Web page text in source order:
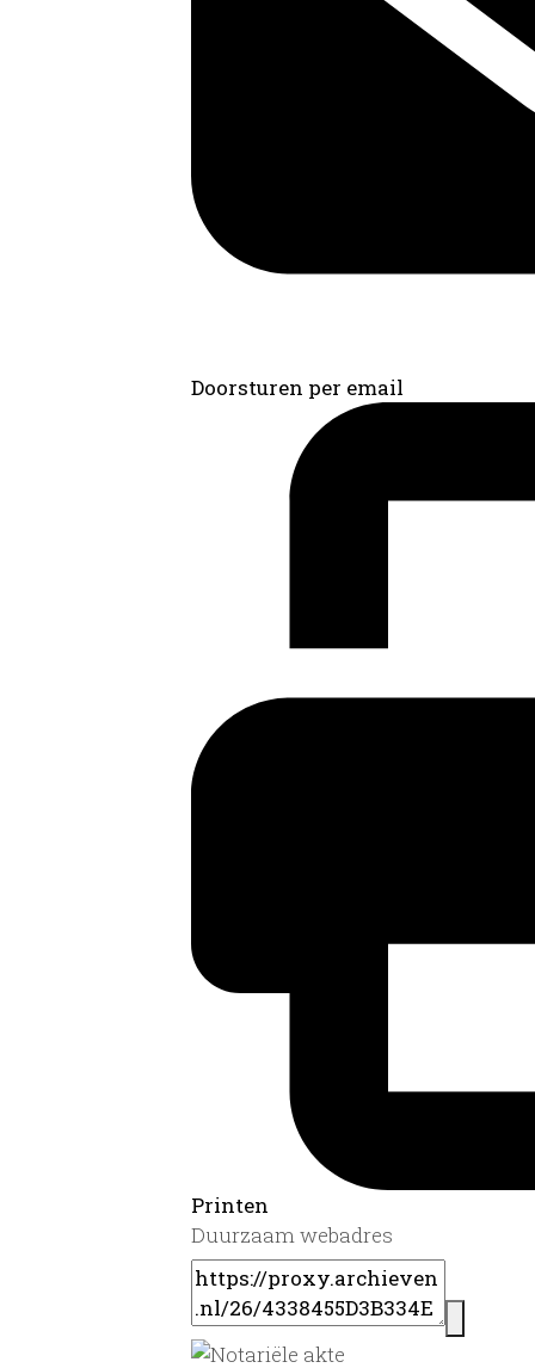
Doorsturen per email
Printen
Duurzaam webadres